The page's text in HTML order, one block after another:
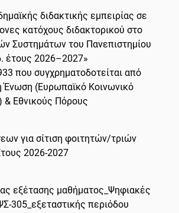
διδακτικής εμπειρίας σε
κατόχους διδακτορικού στο
Συστημάτων του Πανεπιστημίου
έτους 2026–2027»
που συγχρηματοδοτείται από
Ένωση (Ευρωπαϊκό Κοινωνικό
& Εθνικούς Πόρους
για σίτιση φοιτητών/τριών
2026-2027
εξέτασης μαθήματος_Ψηφιακές
305_εξεταστικής περιόδου